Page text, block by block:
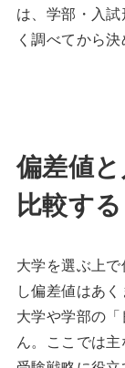
は、学部・入
く調べてから決
偏差値
比較する
大学を選ぶ上
し偏差値はあ
大学や学部の
ん。ここでは主